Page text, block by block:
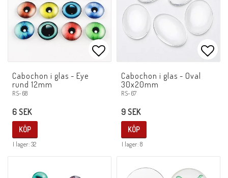
Lägg till i favoritlistan
Cabochon i glas - Eye
rund 12mm
RS-68
6 SEK
I lager: 32
KÖP
Cabochon i glas - Oval
30x20mm
RS-67
9 SEK
I lager: 8
KÖP